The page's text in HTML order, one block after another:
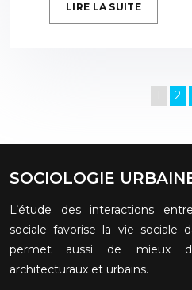
LIRE LA SUITE
1 2
SOCIOLOGIE
L’étude des interactions
sociale favorise la vie sociale
permet aussi de mieux
architecturaux et urbains.